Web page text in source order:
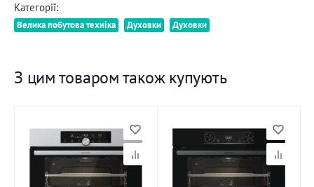
Категорії:
Велика побутова техніка Духовки Духовки
З цим товаром також купують